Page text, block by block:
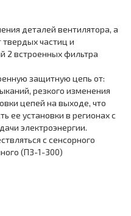
деталей вентилятора, а
частиц и
2 встроенных фильтра
защитную цепь от:
резкого изменения
цепей на выходе, что
ее установки в регионах с
электроэнергии.
с сенсорного
(ПЗ-1-300)